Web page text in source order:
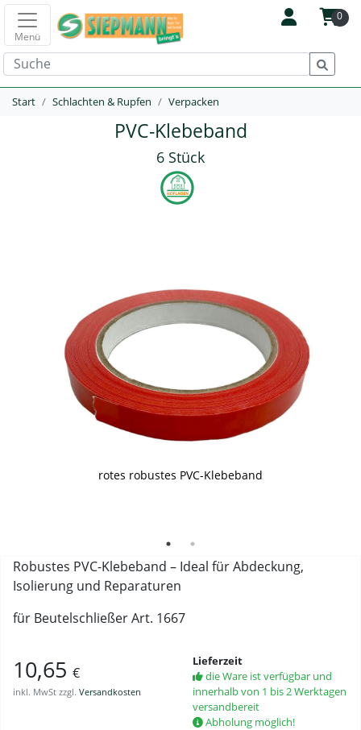
0
Menü
Start Schlachten & Rupfen Verpacken
PVC-Klebeband
6 Stück
rotes robustes PVC-Klebeband
Robustes PVC-Klebeband – Ideal für Abdeckung,
Isolierung und Reparaturen
für Beutelschließer Art. 1667
10,65 €
inkl. MwSt zzgl. Versandkosten
Lieferzeit
die Ware ist verfügbar und
innerhalb von 1 bis 2 Werktagen
versandbereit
Abholung möglich!